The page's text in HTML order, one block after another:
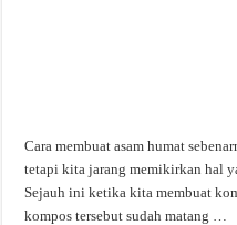
Cara membuat asam humat
tetapi kita jarang memikirkan hal
Sejauh ini ketika kita membuat
kompos tersebut sudah matang …